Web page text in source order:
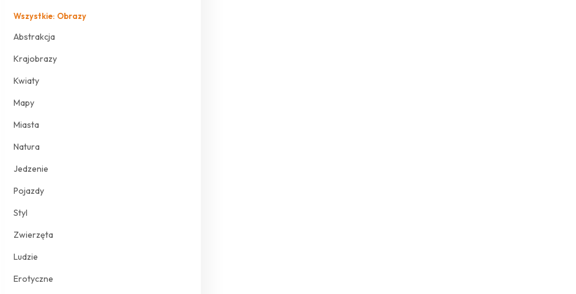
Wszystkie: Obrazy
Abstrakcja
Krajobrazy
Kwiaty
Mapy
Miasta
Natura
Jedzenie
Pojazdy
Styl
Zwierzęta
Ludzie
Erotyczne